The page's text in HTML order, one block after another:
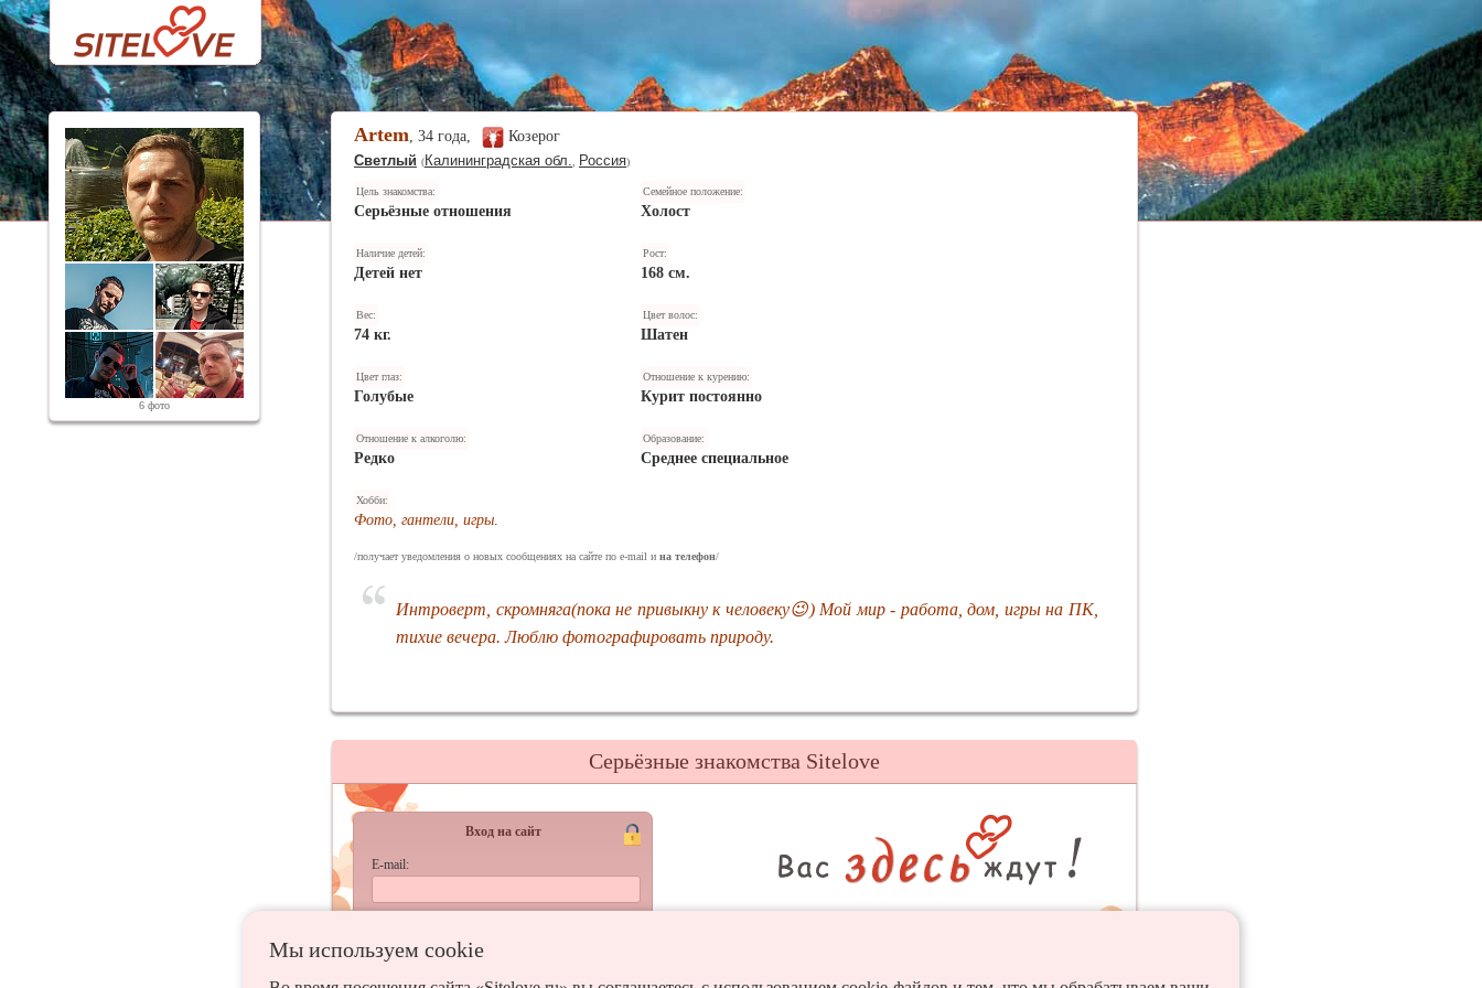
6 фото
Artem, 34 года,
Козерог
Светлый (Калининградская обл. Россия)
Цель знакомства:
Серьёзные отношения
Семейное положение:
Холост
Наличие детей:
Детей нет
Рост:
168 см.
Вес:
74 кг.
Цвет волос:
Шатен
Цвет глаз:
Голубые
Отношение к курению:
Курит постоянно
Отношение к алкоголю:
Редко
Образование:
Среднее специальное
Хобби:
Фото, гантели, игры.
/получает уведомления о новых сообщениях на сайте по e-mail и на телефон/
Интроверт, скромняга(пока не привыкну к человеку😉) Мой мир - работа, дом, игры на ПК,
тихие вечера. Люблю фотографировать природу.
Мы используем сookie
Серьёзные знакомства Sitelove
Вход на сайт
E-mail: